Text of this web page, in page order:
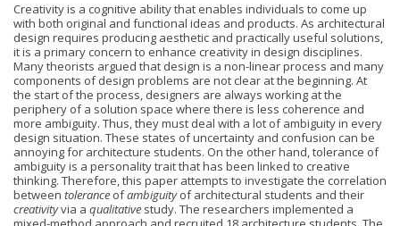
Creativity is a cognitive ability that enables individuals to come up
with both original and functional ideas and products. As architectural
design requires producing aesthetic and practically useful solutions,
it is a primary concern to enhance creativity in design disciplines.
Many theorists argued that design is a non-linear process and many
components of design problems are not clear at the beginning. At
the start of the process, designers are always working at the
periphery of a solution space where there is less coherence and
more ambiguity. Thus, they must deal with a lot of ambiguity in every
design situation. These states of uncertainty and confusion can be
annoying for architecture students. On the other hand, tolerance of
ambiguity is a personality trait that has been linked to creative
thinking. Therefore, this paper attempts to investigate the correlation
between tolerance ofambiguityof architectural students and their
creativityvia a qualitative study. The researchers implemented a